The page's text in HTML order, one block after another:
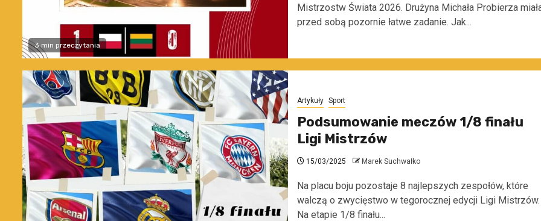
3 min przeczytania
Mistrzostw Świata 2026. Drużyna Michała Probierza
przed sobą pozornie łatwe zadanie. Jak...
Artykuły Sport
Podsumowanie meczów 1/8 finału
Ligi Mistrzów
15/03/2025 Marek Suchwałko
Na placu boju pozostaje 8 najlepszych zespołów, które
walczą o zwycięstwo w tegorocznej edycji Ligi Mistrzów.
Na etapie 1/8 finału...